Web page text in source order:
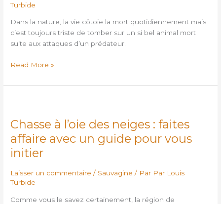
Turbide
Dans la nature, la vie côtoie la mort quotidiennement mais
c’est toujours triste de tomber sur un si bel animal mort
suite aux attaques d’un prédateur.
Read More »
Chasse à l’oie des neiges : faites
affaire avec un guide pour vous
initier
Laisser un commentaire / Sauvagine / Par Par Louis
Turbide
Comme vous le savez certainement, la région de
l’oie
des
neiges
:
affaire
un